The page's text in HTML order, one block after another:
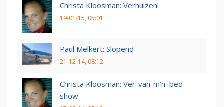
Christa Kloosman: Verhuizen!
19-01-15, 05:01
Paul Melkert: Slopend
21-12-14, 08:12
Christa Kloosman: Ver-van-m’n–bed-
show